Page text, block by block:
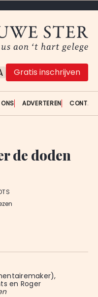
Gratis inschrijven
ADVERTEREN
de doden
en Roger